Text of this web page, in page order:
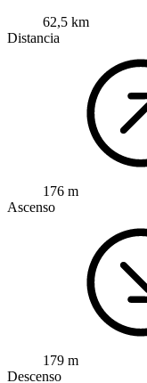
62,5 km
Distancia
176 m
Ascenso
179 m
Descenso